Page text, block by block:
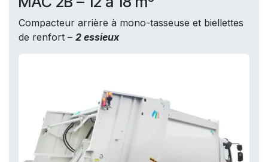
Compacteur arrière à mono-tasseuse et biellettes
de renfort – 2 essieux